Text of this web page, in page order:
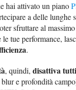
hai attivato un piano
a delle lunghe
sfruttare al
le tue performance,
.
, quindi,disattiva
e profondità